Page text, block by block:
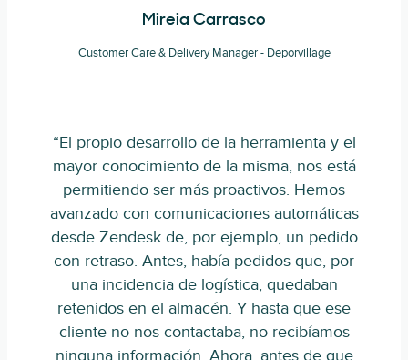
Mireia Carrasco
Customer Care & Delivery Manager - Deporvillage
“El propio desarrollo de la herramienta y el
mayor conocimiento de la misma, nos está
permitiendo ser más proactivos. Hemos
avanzado con comunicaciones automáticas
desde Zendesk de, por ejemplo, un pedido
con retraso. Antes, había pedidos que, por
una incidencia de logística, quedaban
retenidos en el almacén. Y hasta que ese
cliente no nos contactaba, no recibíamos
ninguna información. Ahora, antes de que